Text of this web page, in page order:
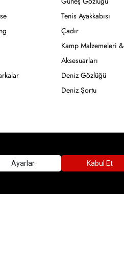
Tenis Ayakkabısı
Çadır
Kamp Malzemeleri &
Aksesuarları
Deniz Gözlüğü
Deniz Şortu